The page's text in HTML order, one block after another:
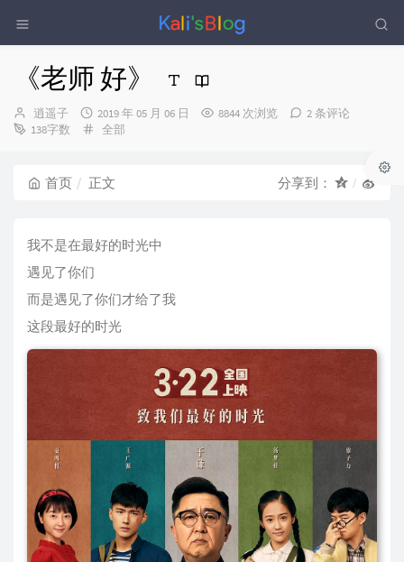
《老师 好》
博
主：
逍遥子
发
布
2019 年 05 月 06 日 8844 次浏览
2 条评论
138字数
分
全部
首页 正文 分享到：
我不是在最好的时光中
遇见了你们
而是遇见了你们才给了我
这段最好的时光